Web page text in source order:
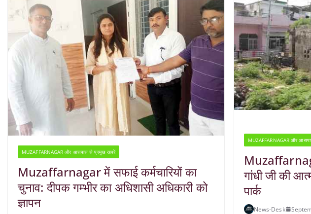
MUZAFFARNAGAR और आसपास से प्रमुख खबरें
Muzaffarnagar में सफाई कर्मचारियों का
चुनाव: दीपक गम्भीर का अधिशासी अधिकारी को
ज्ञापन
MUZAFFARNAGAR और
गांधी जी की
पार्क
News-Desk